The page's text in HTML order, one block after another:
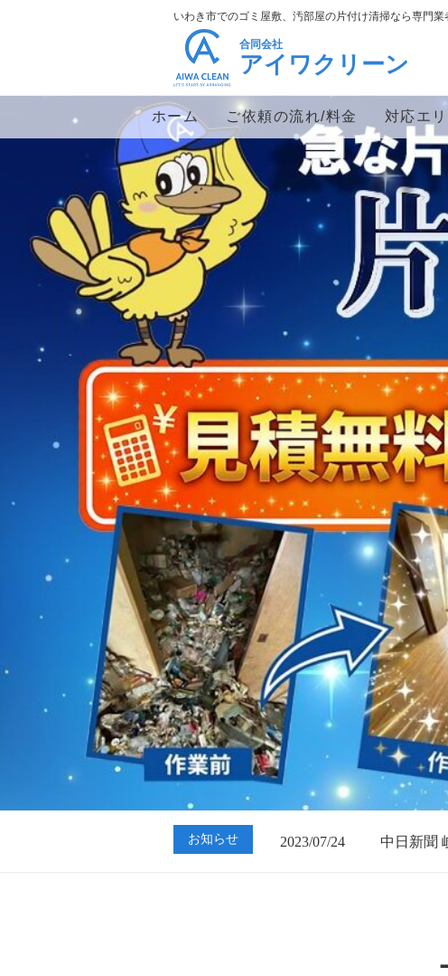
いわき市でのゴミ屋敷、汚部屋の片付け清掃なら専門
合同会社
アイワクリーン
ホーム ご依頼の流れ/料金 対応エ
お知らせ
2023/01/12
買取・
2023/07/24
中日新聞
2023/01/12
買取・片